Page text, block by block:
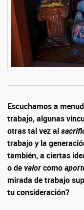
Escuchamos a
trabajo, algunas
otras tal vez al
trabajo y la
también, a ciertas
o de valorcomo
mirada de trabajo
tu consideración?